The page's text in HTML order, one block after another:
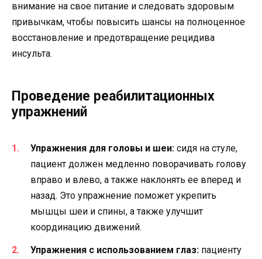
внимание на свое питание и следовать здоровым
привычкам, чтобы повысить шансы на полноценное
восстановление и предотвращение рецидива
инсульта.
Проведение реабилитационных
упражнений
Упражнения для головы и шеи: сидя на стуле,
пациент должен медленно поворачивать голову
вправо и влево, а также наклонять ее вперед и
назад. Это упражнение поможет укрепить
мышцы шеи и спины, а также улучшит
координацию движений.
Упражнения с использованием глаз: пациенту